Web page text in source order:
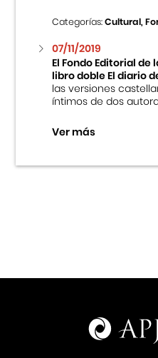
Categorías:Cultural,
07/11/2019
El Fondo Editorial de
libro doble El diario
las versiones
íntimos de dos
Ver más